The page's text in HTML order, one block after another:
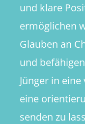
und klare
ermöglichen
Glauben an
und
Jünger in
eine
senden zu